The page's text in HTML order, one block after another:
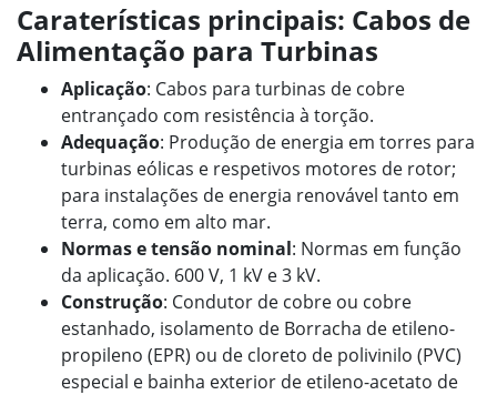
Caraterísticas principais: Cabos de
Alimentação para Turbinas
Aplicação: Cabos para turbinas de cobre
entrançado com resistência à torção.
Adequação: Produção de energia em torres para
turbinas eólicas e respetivos motores de rotor;
para instalações de energia renovável tanto em
terra, como em alto mar.
Normas e tensão nominal: Normas em função
da aplicação. 600 V, 1 kV e 3 kV.
Construção: Condutor de cobre ou cobre
estanhado, isolamento de Borracha de etileno-
propileno (EPR) ou de cloreto de polivinilo (PVC)
especial e bainha exterior de etileno-acetato de